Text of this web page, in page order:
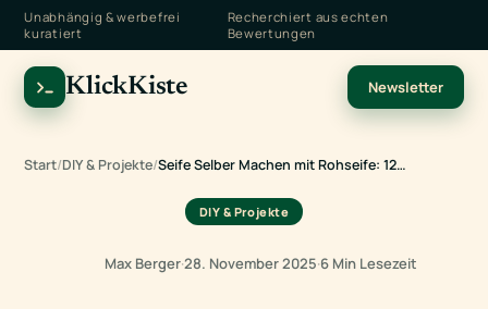
Unabhängig & werbefrei
kuratiert
Recherchiert aus echten
Bewertungen
KlickKiste Newsletter
Start/DIY & Projekte/Seife Selber Machen mit Rohseife: 12…
DIY & Projekte
Max Berger·28. November 2025·6 Min Lesezeit